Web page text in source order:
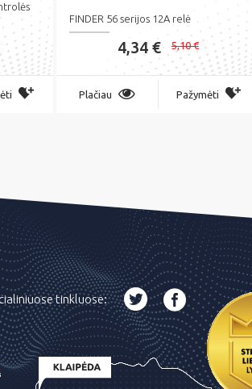
FINDER 56 serijos 12A relė
4,34 € 5,10 €
Plačiau Pažymėti
tinkluose: